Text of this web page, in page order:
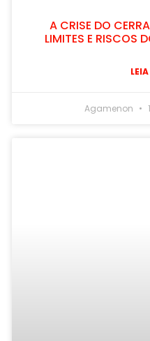
A CRISE DO
LIMITES E RISCOS
Agamenon